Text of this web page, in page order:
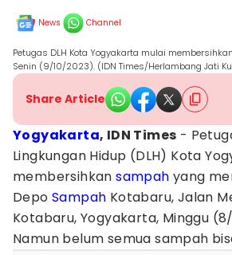
News Channel
Petugas DLH Kota Yogyakarta mulai
Senin (9/10/2023). (IDN Times/Herlambang Jati
Share Article
Yogyakarta, IDN Times -
Lingkungan Hidup (DLH) Kota
membersihkansampah yang
Depo Sampah Kotabaru, Jalan
Kotabaru, Yogyakarta, Minggu
Namun belum semua sampah